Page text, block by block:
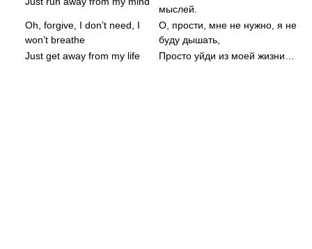
мыслей.
Oh, forgive, I don’t need, I
won’t breathe
О, прости, мне не нужно, я не
буду дышать,
Just get away from my life
Просто уйди из моей жизни…